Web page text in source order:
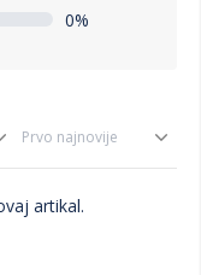
0%
artikal.